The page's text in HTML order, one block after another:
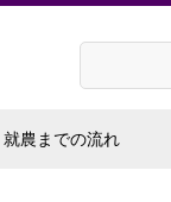
就農までの流れ